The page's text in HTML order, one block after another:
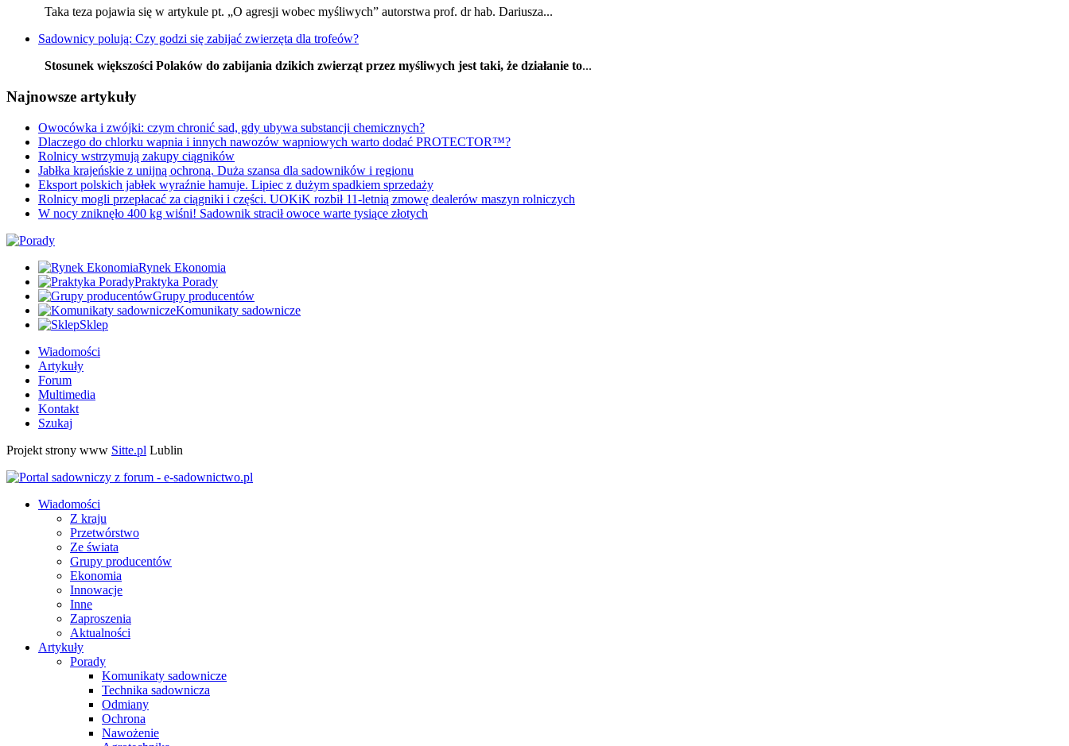
Taka teza pojawia się w artykule pt. „O agresji wobec myśliwych” autorstwa prof. dr hab. Dariusza...
Sadownicy polują: Czy godzi się zabijać zwierzęta dla trofeów?
Stosunek większości Polaków do zabijania dzikich zwierząt przez myśliwych jest taki, że działanie to...
Najnowsze artykuły
Owocówka i zwójki: czym chronić sad, gdy ubywa substancji chemicznych?
Dlaczego do chlorku wapnia i innych nawozów wapniowych warto dodać PROTECTOR™?
Rolnicy wstrzymują zakupy ciągników
Jabłka krajeńskie z unijną ochroną. Duża szansa dla sadowników i regionu
Eksport polskich jabłek wyraźnie hamuje. Lipiec z dużym spadkiem sprzedaży
Rolnicy mogli przepłacać za ciągniki i części. UOKiK rozbił 11-letnią zmowę dealerów maszyn rolniczych
W nocy zniknęło 400 kg wiśni! Sadownik stracił owoce warte tysiące złotych
Rynek Ekonomia
Praktyka Porady
Grupy producentów
Komunikaty sadownicze
Sklep
Wiadomości
Artykuły
Forum
Multimedia
Kontakt
Szukaj
Projekt strony www Sitte.pl Lublin
Wiadomości
Z kraju
Przetwórstwo
Ze świata
Grupy producentów
Ekonomia
Innowacje
Inne
Zaproszenia
Aktualności
Artykuły
Porady
Komunikaty sadownicze
Technika sadownicza
Odmiany
Ochrona
Nawożenie